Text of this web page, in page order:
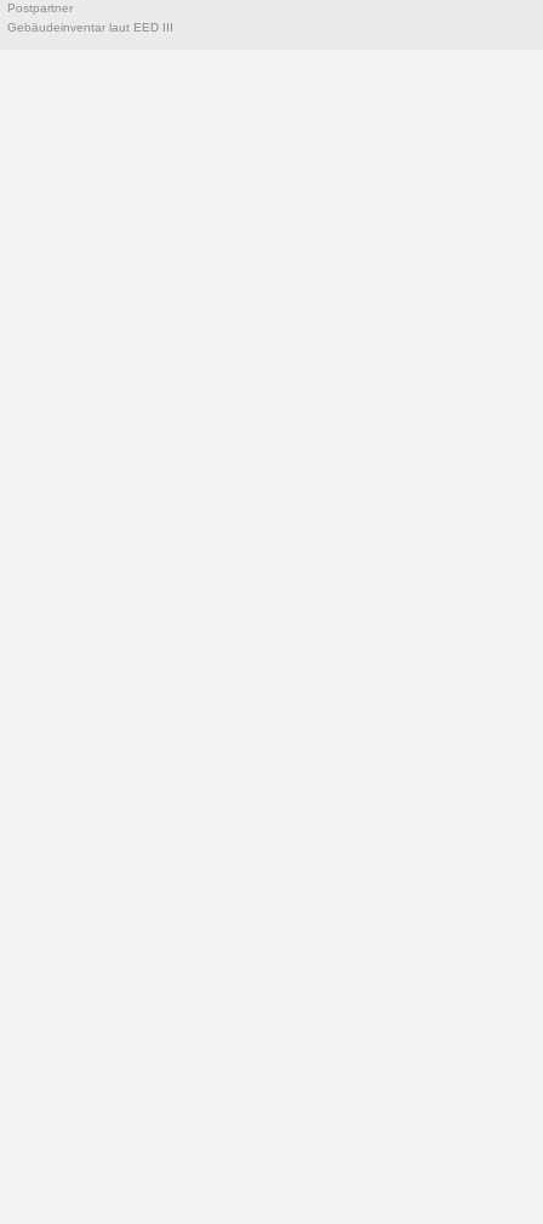
Postpartner
Gebäudeinventar laut EED III